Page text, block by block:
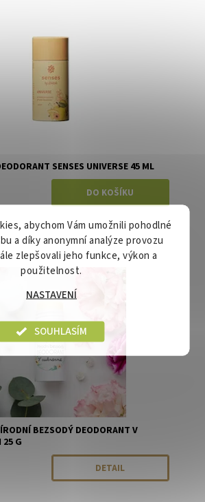
SENSES UNIVERSE 45 ML
Momentálně vyprodáno
BEZSODÝ DEODORANT V
25 G
DETAIL
abychom Vám umožnili pohodlné
a díky anonymní analýze provozu
zlepšovali jeho funkce, výkon a
použitelnost.
NASTAVENÍ
SOUHLASÍM